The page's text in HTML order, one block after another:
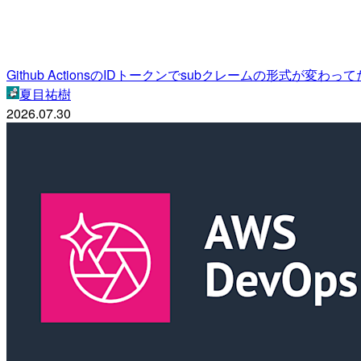
Github ActionsのIDトークンでsubクレームの形式が変わって
夏目祐樹
2026.07.30